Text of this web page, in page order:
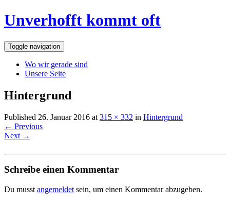
Unverhofft kommt oft
Toggle navigation
Wo wir gerade sind
Unsere Seite
Hintergrund
Published 26. Januar 2016 at 315 × 332 in Hintergrund
← Previous
Next →
Schreibe einen Kommentar
Du musst angemeldet sein, um einen Kommentar abzugeben.